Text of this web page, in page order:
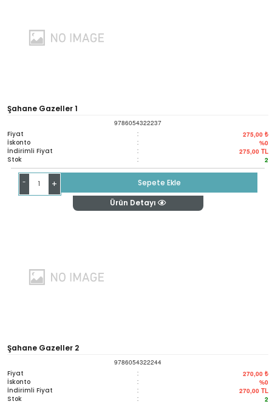
Şahane Gazeller 1
9786054322237
Fiyat : 275,00 ₺
İskonto : %0
İndirimli Fiyat : 275,00 TL
Stok : 2
- +
Sepete Ekle
Ürün Detayı
Şahane Gazeller 2
9786054322244
Fiyat : 270,00 ₺
İskonto : %0
İndirimli Fiyat : 270,00 TL
Stok : 2